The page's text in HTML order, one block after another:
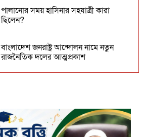
পালানোর সময় হাসিনার সহযাত্রী কারা
ছিলেন?
বাংলাদেশ জনরাষ্ট্র আন্দোলন নামে নতুন
রাজনৈতিক দলের আত্মপ্রকাশ
ঢাকেশ্বরী মন্দিরে সমলিঙ্গের বিয়ের অভিযোগ:
ব্যবস্থার দাবিতে ১২৩০ নাগরিকের বিবৃতি